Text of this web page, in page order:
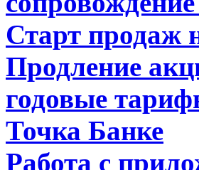
Старт продаж
Продление
годовые
Точка Банке
Работа с